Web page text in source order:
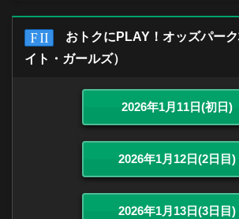
おトクにPLAY！オッズパー
イト・ガールズ）
2026年1月11日(初日)
2026年1月12日(2日目)
2026年1月13日(3日目)